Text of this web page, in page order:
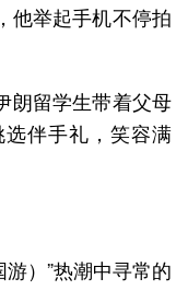
他举起手机不停拍
朗留学生带着父母
伴手礼，笑容满
）”热潮中寻常的